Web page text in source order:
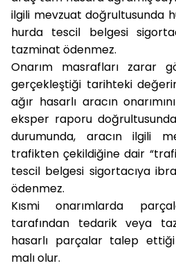
ilgili mevzuat doğrultusunda
hurda tescil belgesi
tazminat ödenmez.
Onarım masrafları zarar
gerçekleştiği tarihteki
ağır hasarlı aracın
eksper raporu
durumunda, aracın ilgili
trafikten çekildiğine dair
tescil belgesi sigortacıya
ödenmez.
Kısmi onarımlarda
tarafından tedarik veya
hasarlı parçalar talep ettiği
malı olur.